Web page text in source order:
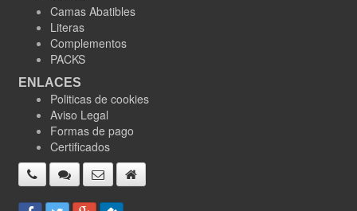
Camas Abatibles
Literas
Complementos
PACKS
ENLACES
Politicas de cookies
Aviso Legal
Formas de pago
Certificados